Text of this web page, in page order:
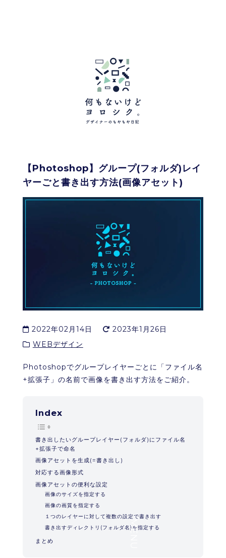
MENU
【Photoshop】グループ(フォルダ)レイ
ヤーごと書き出す方法(画像アセット)
2022年02月14日
2023年1月26日
WEBデザイン
Photoshopでグループレイヤーごとに「ファイル名
+拡張子」の名前で画像を書き出す方法をご紹介。
Index
書き出したいグループレイヤー(フォルダ)にファイル名
+拡張子で命名
画像アセットを生成(=書き出し)
対応する画像形式
画像アセットの便利な設定
画像のサイズを指定する
画像の画質を指定する
１つのレイヤーに対して複数の設定で書き出す
書き出すディレクトリ(フォルダ名)を指定する
まとめ